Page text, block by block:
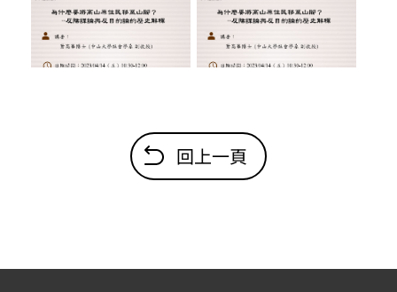
回上一頁